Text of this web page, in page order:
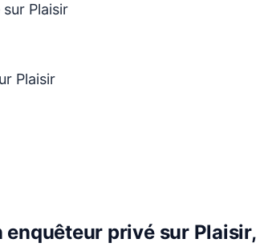
Plaisir
Plaisir
enquêteur privé sur Plaisir,